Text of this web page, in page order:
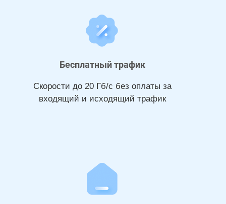
Бесплатный трафик
Скорости до 20 Гб/с без оплаты за
входящий и исходящий трафик